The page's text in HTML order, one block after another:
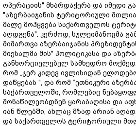
ოპერაციის" მხარდაჭერა და იმედი
"აზერბაიჯანის ტერიტორიული
მალე მოჰყვება საქართველოს
აღდგენა". კერძოდ, სულეიმანოვმა
მიმართვა აზერბაიჯანის
მიესალმა მის" პოლიტიკასა და
განხორციელებულ სამხედრო
რომ „ჯერ კიდევ ივლისიდან
დაწყებას ", და რომ “ეთნიკური
საქართველოში, რომლებიც
მონაწილეობდნენ ყარაბაღისა და
იან წლებში, ახლაც მზად არიან
და საქართველოს ტერიტორიული